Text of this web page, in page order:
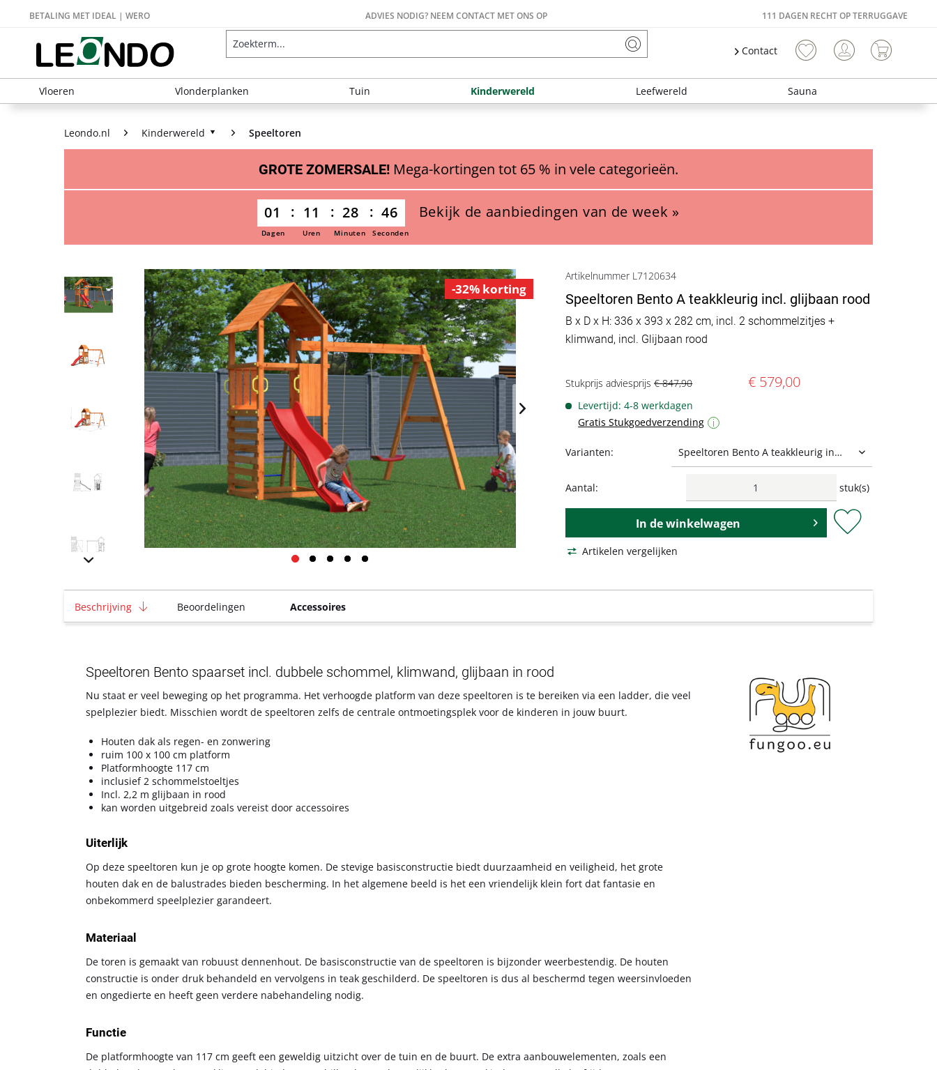
BETALING MET IDEAL | WERO ADVIES NODIG? NEEM CONTACT MET ONS OP 111 DAGEN RECHT OP TERRUGGAVE
Contact
Vloeren Vlonderplanken Tuin Kinderwereld Leefwereld Sauna
Leondo.nl Kinderwereld Speeltoren
GROTE ZOMERSALE! Mega-kortingen tot 65 % in vele categorieën.
01 11 28 45
Dagen Uren Minuten Seconden
Bekijk de aanbiedingen van de week »
-32% korting
Artikelnummer L7120634
Speeltoren Bento A teakkleurig incl. glijbaan rood
B x D x H: 336 x 393 x 282 cm, incl. 2 schommelzitjes +
klimwand, incl. Glijbaan rood
Stukprijs adviesprijs€ 847,90 € 579,00
Levertijd: 4-8 werkdagen
Gratis Stukgoedverzending
i
Varianten:
Aantal: stuk(s)
In de winkelwagen
Artikelen vergelijken
Beschrijving Beoordelingen Accessoires
Speeltoren Bento spaarset incl. dubbele schommel, klimwand, glijbaan in rood
Nu staat er veel beweging op het programma. Het verhoogde platform van deze speeltoren is te bereiken via een ladder, die veel
spelplezier biedt. Misschien wordt de speeltoren zelfs de centrale ontmoetingsplek voor de kinderen in jouw buurt.
Houten dak als regen- en zonwering
ruim 100 x 100 cm platform
Platformhoogte 117 cm
inclusief 2 schommelstoeltjes
Incl. 2,2 m glijbaan in rood
kan worden uitgebreid zoals vereist door accessoires
Uiterlijk
Op deze speeltoren kun je op grote hoogte komen. De stevige basisconstructie biedt duurzaamheid en veiligheid, het grote
houten dak en de balustrades bieden bescherming. In het algemene beeld is het een vriendelijk klein fort dat fantasie en
onbekommerd speelplezier garandeert.
Materiaal
De toren is gemaakt van robuust dennenhout. De basisconstructie van de speeltoren is bijzonder weerbestendig. De houten
constructie is onder druk behandeld en vervolgens in teak geschilderd. De speeltoren is dus al beschermd tegen weersinvloeden
en ongedierte en heeft geen verdere nabehandeling nodig.
Functie
De platformhoogte van 117 cm geeft een geweldig uitzicht over de tuin en de buurt. De extra aanbouwelementen, zoals een